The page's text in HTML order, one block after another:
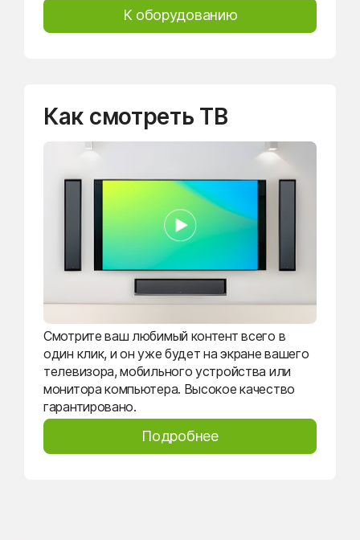
К оборудованию
Как смотреть ТВ
Смотрите ваш любимый контент всего в
один клик, и он уже будет на экране вашего
телевизора, мобильного устройства или
монитора компьютера. Высокое качество
гарантировано.
Подробнее